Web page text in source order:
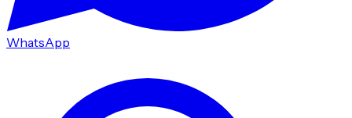
WhatsApp